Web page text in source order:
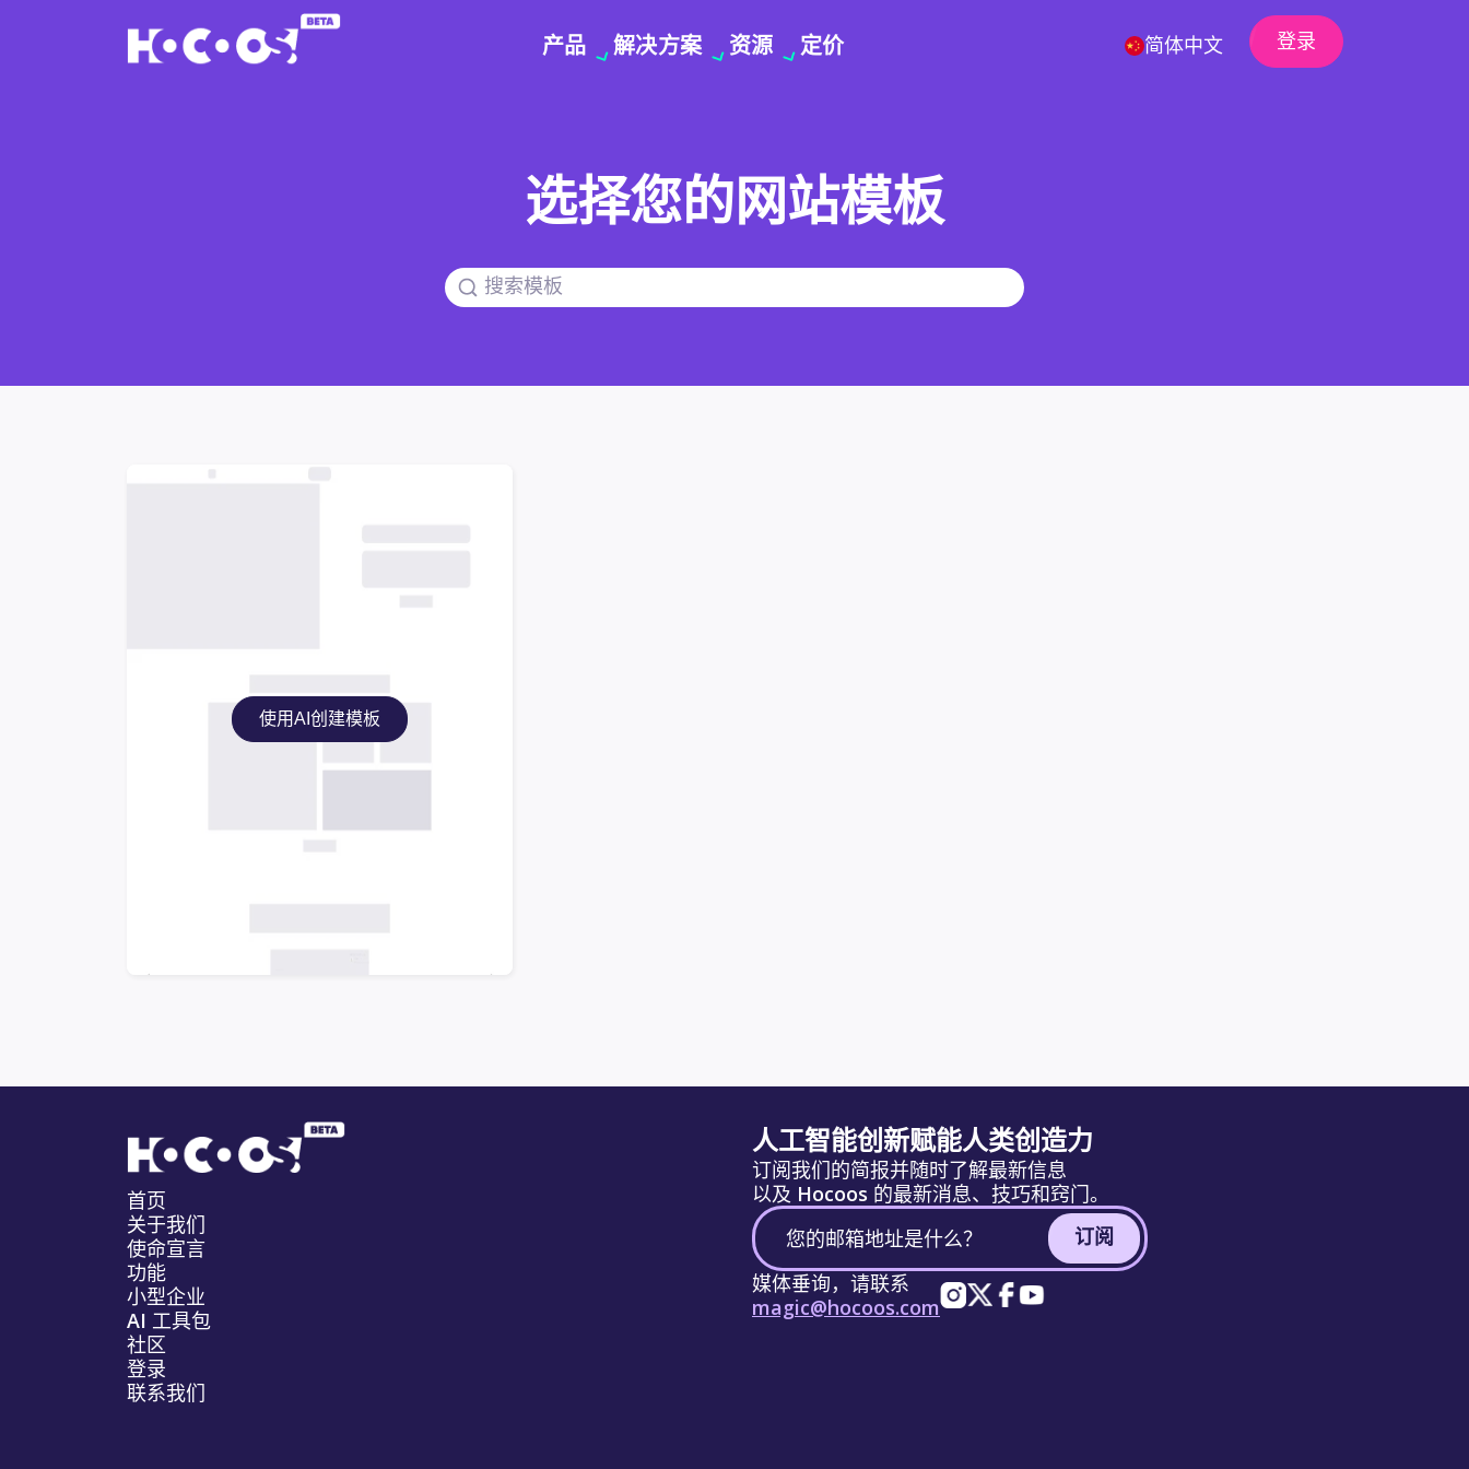
产品 解决方案 资源 定价 简体中文 登录
选择您的网站模板
使用AI创建模板
首页
关于我们
使命宣言
功能
小型企业
AI 工具包
社区
登录
联系我们
人工智能创新赋能人类创造力
订阅我们的简报并随时了解最新信息
以及 Hocoos 的最新消息、技巧和窍门。
订阅
媒体垂询，请联系
magic@hocoos.com